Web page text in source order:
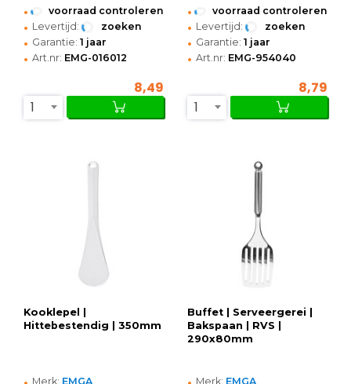
• voorraad controleren
• Levertijd: zoeken
• Garantie: 1 jaar
• Art.nr: EMG-016012
8,49
1
• voorraad controleren
• Levertijd: zoeken
• Garantie: 1 jaar
• Art.nr: EMG-954040
8,79
1
Kooklepel |
Hittebestendig | 350mm
Merk: EMGA
Buffet | Serveergerei |
Bakspaan | RVS |
290x80mm
Merk: EMGA